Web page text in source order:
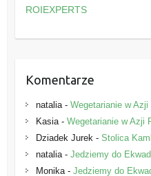
r
e
ROIEXPERTS
Komentarze
natalia- Wegetarianie w Azji
Kasia- Wegetarianie w Azji
Dziadek Jurek - Stolica
natalia- Jedziemy do
Monika- Jedziemy do